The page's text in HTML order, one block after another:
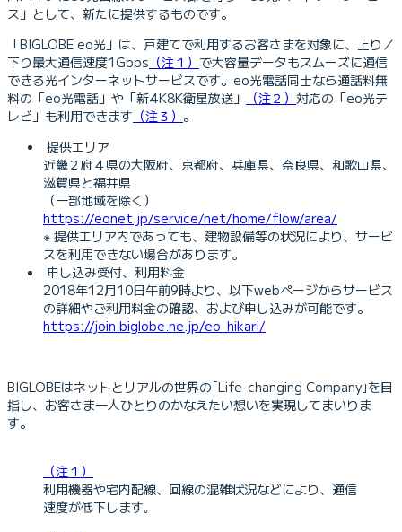
ス」として、新たに提供するものです。
「BIGLOBE eo光」は、戸建てで利用するお客さまを対象に、上り／
下り最大通信速度1Gbps （注１） で大容量データもスムーズに通信
できる光インターネットサービスです。eo光電話同士なら通話料無
料の「eo光電話」や「新4K8K衛星放送」
（注２） 対応の「eo光テ
レビ」も利用できます （注３） 。
提供エリア
近畿２府４県の大阪府、京都府、兵庫県、奈良県、和歌山県、
滋賀県と福井県
（一部地域を除く）
https://eonet.jp/service/net/home/flow/area/
※ 提供エリア内であっても、建物設備等の状況により、サービ
スを利用できない場合があります。
申し込み受付、利用料金
2018年12月10日午前9時より、以下webページからサービス
の詳細やご利用料金の確認、および申し込みが可能です。
https://join.biglobe.ne.jp/eo_hikari/
BIGLOBEはネットとリアルの世界の｢Life-changing Company｣を目
指し、お客さま一人ひとりのかなえたい想いを実現してまいりま
す。
（注１）
利用機器や宅内配線、回線の混雑状況などにより、通信
速度が低下します｡